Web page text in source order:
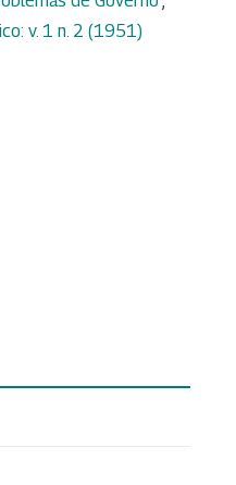
v. 1 n. 2 (1951)